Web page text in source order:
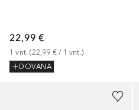
22,99 €
1 vnt. (22,99 € / 1 vnt.)
DOVANA
+9